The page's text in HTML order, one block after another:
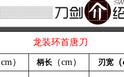
龙装环首唐刀
cm） 柄长（cm） 刃宽 （